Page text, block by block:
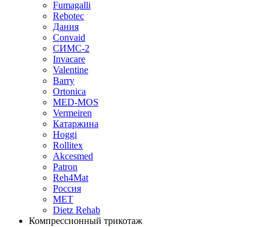
Fumagalli
Rebotec
Дания
Convaid
СИМС-2
Invacare
Valentine
Barry
Ortonica
MED-MOS
Vermeiren
Катаржина
Hoggi
Rollitex
Akcesmed
Patron
Reh4Mat
Россия
МЕТ
Dietz Rehab
Компрессионный трикотаж